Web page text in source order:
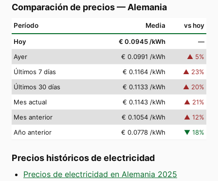
Comparación de precios— Alemania
Período Media vs hoy
Hoy € 0.0945 /kWh
—
Ayer
€ 0.0991 /kWh ▲ 5%
Últimos 7 días
€ 0.1164 /kWh ▲ 23%
Últimos 30 días
€ 0.1133 /kWh ▲ 20%
Mes actual
€ 0.1143 /kWh ▲ 21%
Mes anterior
€ 0.1054 /kWh ▲ 12%
Año anterior
€ 0.0778 /kWh ▼ 18%
Precios históricos de electricidad
Precios de electricidad en Alemania 2025